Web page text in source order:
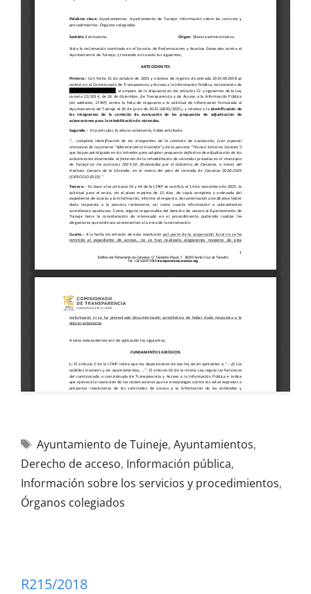
Ayuntamiento de Tuineje, Ayuntamientos,
Derecho de acceso, Información pública,
Información sobre los servicios y procedimientos,
Órganos colegiados
R215/2018